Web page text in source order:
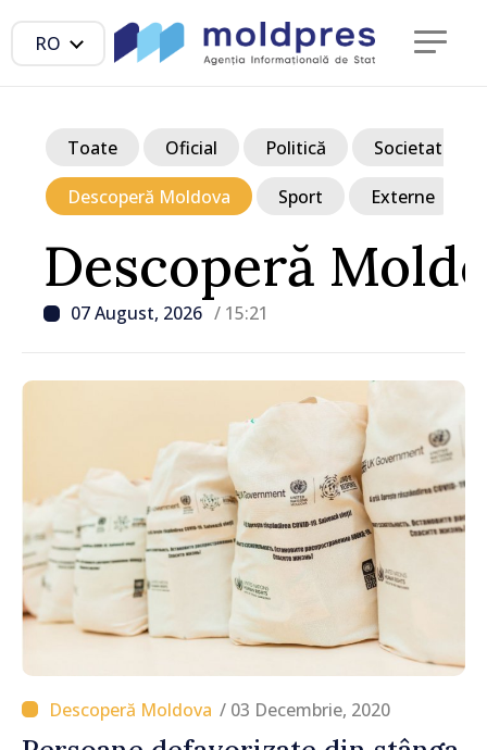
RO
Descoperă
07 August, 2026 / 15:21
Toate Oficial Politică Societate
Descoperă Moldova Sport Externe
/ 03 Decembrie, 2020